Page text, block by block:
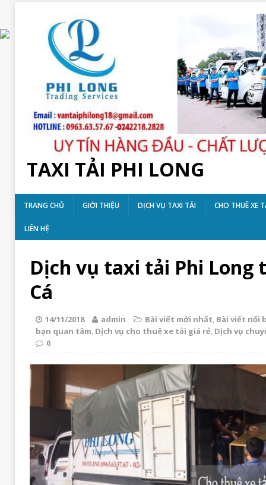
TAXI TẢI PHI LONG
TRANG CHỦ GIỚI THIỆU DỊCH VỤ TAXI TẢI CHO THUÊ XE
LIÊN HỆ
Dịch vụ taxi tải Phi Long
Cá
14/11/2018 admin Bài viết mới nhất, Bài viết nổi
bạn quan tâm, Dịch vụ cho thuê xe tải giá rẻ, Dịch vụ
0